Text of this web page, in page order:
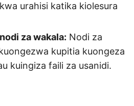
urahisi katika kiolesura
za wakala: Nodi za
kupitia kuongeza
kuingiza faili za usanidi.